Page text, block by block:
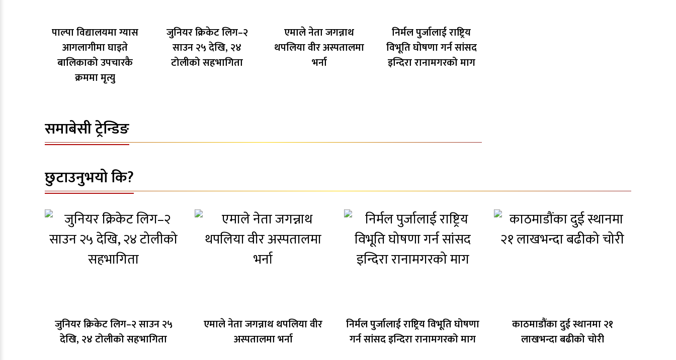
पाल्पा विद्यालयमा ग्यास
आगलागीमा घाइते
बालिकाको उपचारकै
क्रममा मृत्यु
जुनियर क्रिकेट लिग–२
साउन २५ देखि, २४
टोलीको सहभागिता
एमाले नेता जगन्नाथ
थपलिया वीर अस्पतालमा
भर्ना
निर्मल पुर्जालाई राष्ट्रिय
विभूति घोषणा गर्न सांसद
इन्दिरा रानामगरको माग
समाबेसी ट्रेन्डिङ
छुटाउनुभयो कि?
जुनियर क्रिकेट लिग–२ साउन २५
देखि, २४ टोलीको सहभागिता
एमाले नेता जगन्नाथ थपलिया वीर
अस्पतालमा भर्ना
निर्मल पुर्जालाई राष्ट्रिय विभूति घोषणा
गर्न सांसद इन्दिरा रानामगरको माग
काठमाडौंका दुई स्थानमा २१
लाखभन्दा बढीको चोरी